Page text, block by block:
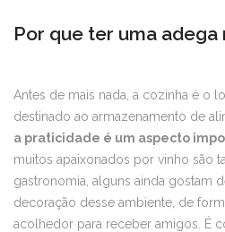
Por que ter uma adega
Antes de mais nada, a cozinha é o
destinado ao armazenamento de
a praticidade é um aspecto
muitos apaixonados por vinho são
gastronomia, alguns ainda gostam
decoração desse ambiente, de
acolhedor para receber amigos. É